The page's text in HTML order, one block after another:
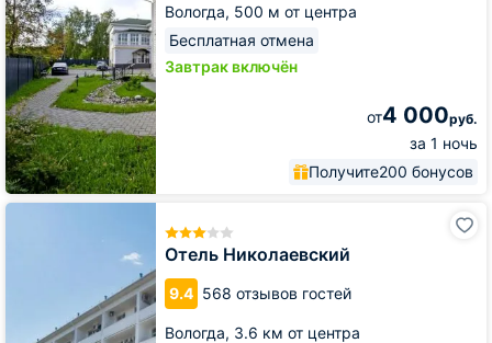
Вологда, 500 м от центра
Бесплатная отмена
Завтрак включён
от4 000руб.
за 1 ночь
Получите200 бонусов
Отель Николаевский
9.4 568 отзывов гостей
Вологда, 3.6 км от центра
Отель